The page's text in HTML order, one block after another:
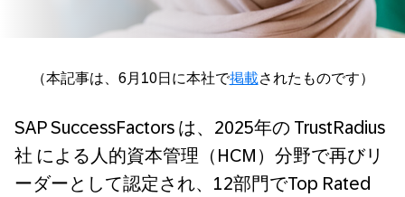
（本記事は、6月10日に本社で掲載されたものです）
SAP SuccessFactors は、2025年の TrustRadius
社 による人的資本管理（HCM）分野で再びリ
ーダーとして認定され、12部門でTop Rated